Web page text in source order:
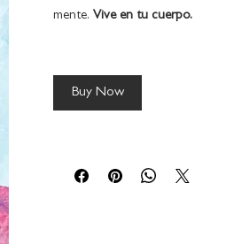
mente. Vive en tu cuerpo.
cuenta. En la presión de tener
para merecer recibir. En la
Esta guía de EFT Tapping no
Buy Now